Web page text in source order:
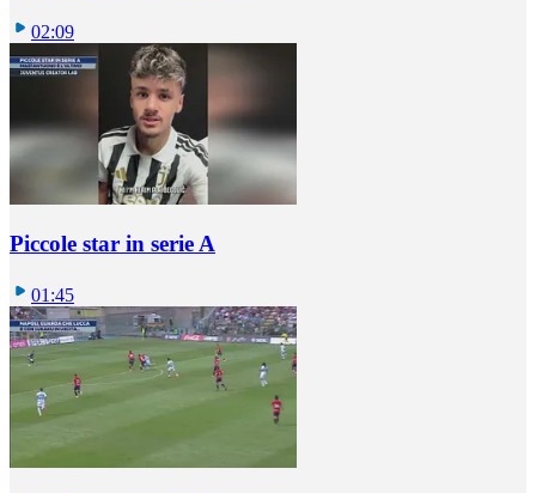
02:09
Piccole star in serie A
01:45